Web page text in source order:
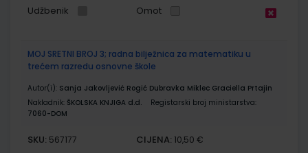
Udžbenik Omot
MOJ SRETNI BROJ 3; radna bilježnica za matematiku u
trećem razredu osnovne škole
Autor(i): Sanja Jakovljević Rogić Dubravka Miklec Graciella Prtajin
Nakladnik: ŠKOLSKA KNJIGA d.d.
Registarski broj ministarstva:
7060-DOM
SKU: 567177 CIJENA: 10,50 €